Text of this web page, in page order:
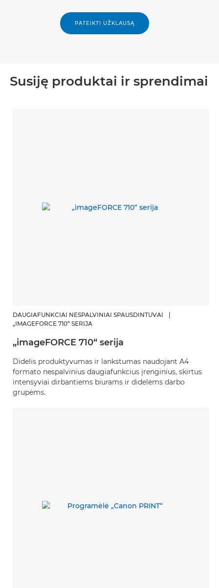
PATEIKTI UŽKLAUSĄ
Susiję produktai ir sprendimai
DAUGIAFUNKCIAI NESPALVINIAI SPAUSDINTUVAI
„IMAGEFORCE 710“ SERIJA
„imageFORCE 710“ serija
Didelis produktyvumas ir lankstumas naudojant A4
formato nespalvinius daugiafunkcius įrenginius, skirtus
intensyviai dirbantiems biurams ir didelėms darbo
grupėms.